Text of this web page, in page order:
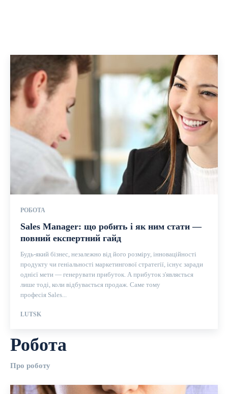
РОБОТА
Sales Manager: що робить і як ним стати —
повний експертний гайд
Будь-який бізнес, незалежно від його розміру, інноваційності
продукту чи геніальності маркетингової стратегії, існує заради
однієї мети — генерувати прибуток. А прибуток з'являється
лише тоді, коли відбувається продаж. Саме тому
професія Sales...
LUTSK
Робота
Про роботу